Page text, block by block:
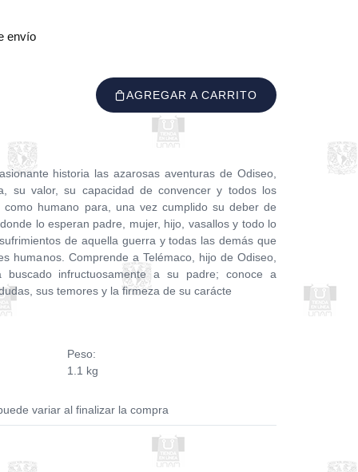
envío
AGREGAR A CARRITO
historia las azarosas aventuras de Odiseo,
su valor, su capacidad de convencer y todos los
humano para, una vez cumplido su deber de
lo esperan padre, mujer, hijo, vasallos y todo lo
de aquella guerra y todas las demás que
humanos. Comprende a Telémaco, hijo de Odiseo,
infructuosamente a su padre; conoce a
sus temores y la firmeza de su carácte
Peso:
1.1 kg
variar al finalizar la compra